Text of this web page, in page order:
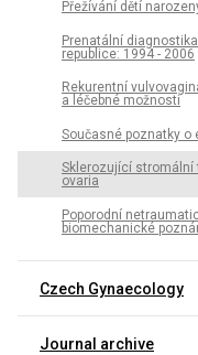
Přežívání dětí
Prenatální
republice: 1994 - 2006
Rekurentní
a léčebné možnosti
Současné poznatky o
Sklerozující
ovaria
Poporodní
biomechanické
Czech Gynaecology
Journal archive